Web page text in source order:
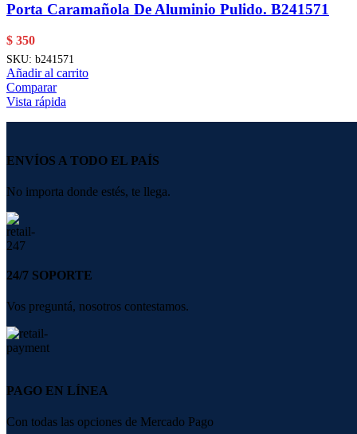
Porta Caramañola De Aluminio Pulido. B241571
$ 350
SKU: b241571
Añadir al carrito
Comparar
Vista rápida
ENVÍOS A TODO EL PAÍS
No importa donde estés, te llega.
24/7 SOPORTE
Vos preguntá, nosotros contestamos.
PAGO EN LÍNEA
Con todas las opciones de Mercado Pago